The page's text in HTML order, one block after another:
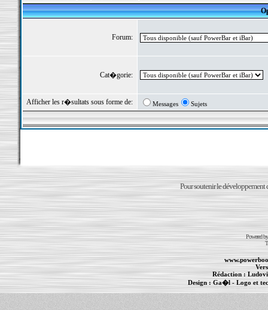
Forum:
Cat�gorie:
Afficher les r�sultats sous forme de: Messages Sujets
Pour soutenir le développement
Powered
Rédaction :
Design : Ga�l- Logo et